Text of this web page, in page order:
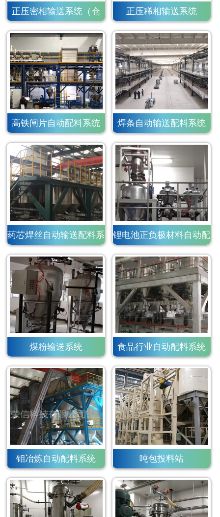
正压密相输送系统（仓
泵）
正压稀相输送系统
高铁闸片自动配料系统 焊条自动输送配料系统
药芯焊丝自动输送配料系
统
锂电池正负极材料自动配
料系统
煤粉输送系统 食品行业自动配料系统
钼冶炼自动配料系统 吨包投料站